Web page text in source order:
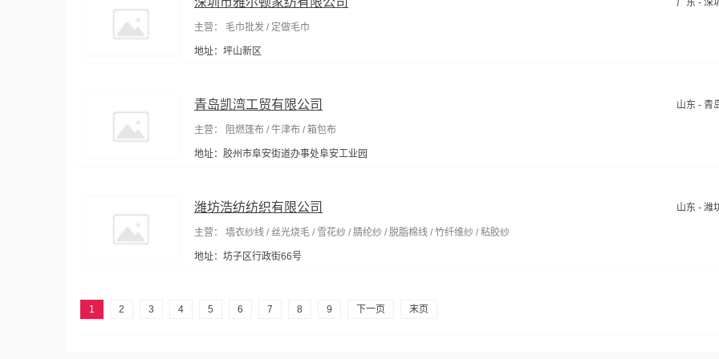
广东 - 深
主营： 毛巾批发 / 定做毛巾
地址：坪山新区
青岛凯湾工贸有限公司 山东 - 青
主营： 阻燃篷布 / 牛津布 / 箱包布
地址：胶州市阜安街道办事处阜安工业园
潍坊浩纺纺织有限公司 山东 - 潍
主营： 墙衣纱线 / 丝光烧毛 / 雪花纱 / 腈纶纱 / 脱脂棉线 / 竹纤维纱 / 粘胶纱
地址：坊子区行政街66号
1 2 3 4 5 6 7 8 9 下一页 末页